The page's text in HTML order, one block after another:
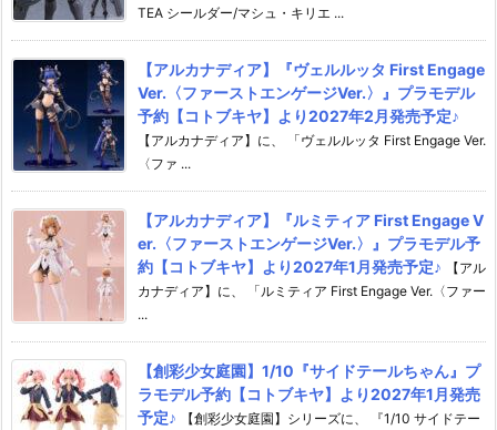
TEA シールダー/マシュ・キリエ ...
【アルカナディア】『ヴェルルッタ First Engage
Ver.〈ファーストエンゲージVer.〉』プラモデル
予約【コトブキヤ】より2027年2月発売予定♪
【アルカナディア】に、 「ヴェルルッタ First Engage Ver.
〈ファ ...
【アルカナディア】『ルミティア First Engage V
er.〈ファーストエンゲージVer.〉』プラモデル予
約【コトブキヤ】より2027年1月発売予定♪
【アル
カナディア】に、 「ルミティア First Engage Ver.〈ファー
...
【創彩少女庭園】1/10『サイドテールちゃん』プ
ラモデル予約【コトブキヤ】より2027年1月発売
予定♪
【創彩少女庭園】シリーズに、 『1/10 サイドテー